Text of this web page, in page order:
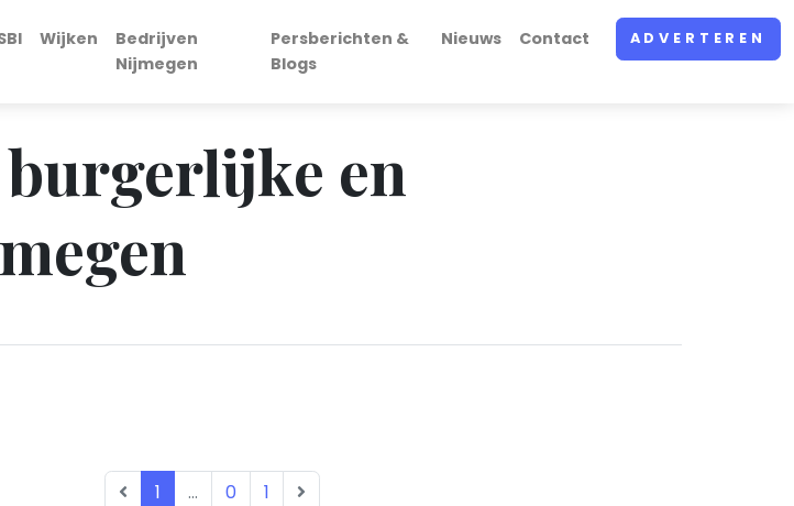
Wijken
Bedrijven
Nijmegen
Persberichten &
Blogs
Nieuws Contact ADVERTEREN
burgerlijke en
1 ... 0 1